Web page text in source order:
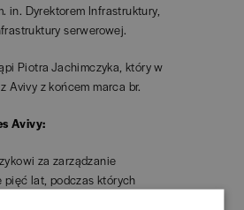
in. Dyrektorem Infrastruktury,
serwerowej.
Piotra Jachimczyka, który w
Avivy z końcem marca br.
Avivy:
za zarządzanie
pięć lat, podczas których
Avivy. Witam wśród